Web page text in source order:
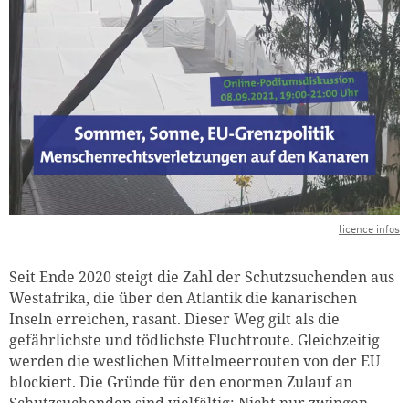
licence infos
Seit Ende 2020 steigt die Zahl der Schutzsuchenden aus
Westafrika, die über den Atlantik die kanarischen
Inseln erreichen, rasant. Dieser Weg gilt als die
gefährlichste und tödlichste Fluchtroute. Gleichzeitig
werden die westlichen Mittelmeerrouten von der EU
blockiert. Die Gründe für den enormen Zulauf an